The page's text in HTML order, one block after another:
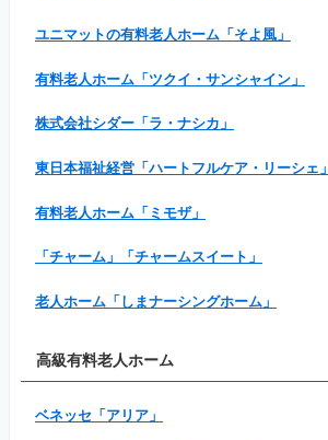
ユニマットの有料老人ホーム「そよ風」
有料老人ホーム「ツクイ・サンシャイン」
株式会社シダー「ラ・ナシカ」
東日本福祉経営「ハートフルケア・リーシェ」
有料老人ホーム「ミモザ」
「チャーム」「チャームスイート」
老人ホーム「しまナーシングホーム」
高級有料老人ホーム
ベネッセ「アリア」